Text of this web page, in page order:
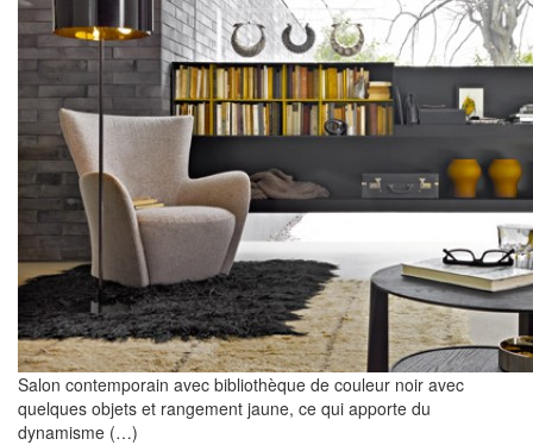
Salon contemporain avec bibliothèque de couleur noir avec
quelques objets et rangement jaune, ce qui apporte du
dynamisme (…)